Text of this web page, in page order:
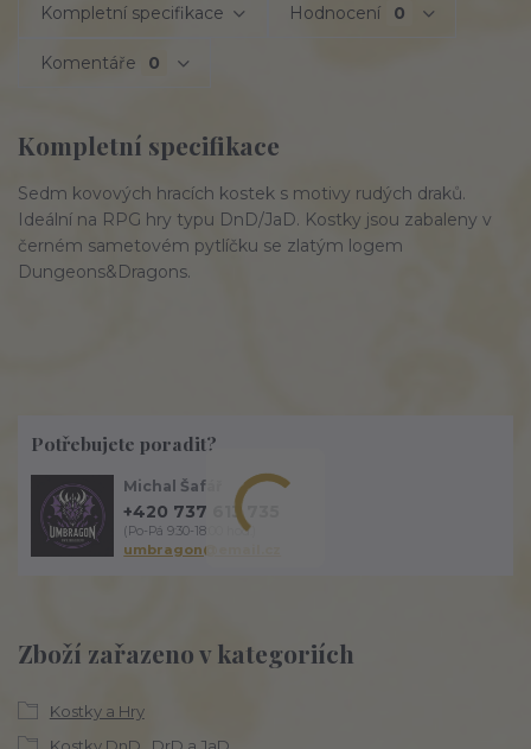
Kompletní specifikace Hodnocení 0
Komentáře 0
Kompletní specifikace
Sedm kovových hracích kostek s motivy rudých draků.
Ideální na RPG hry typu DnD/JaD. Kostky jsou zabaleny v
černém sametovém pytlíčku se zlatým logem
Dungeons&Dragons.
Zboží zařazeno v kategoriích
Kostky a Hry
Potřebujete poradit?
Michal Šafář
+420 737 613 735
(Po-Pá 9:30-18:00 hod.)
umbragon@email.cz